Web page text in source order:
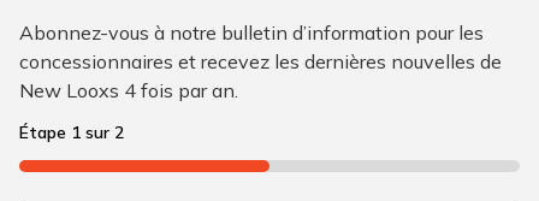
Abonnez-vous à notre bulletin d’information pour les
concessionnaires et recevez les dernières nouvelles de
New Looxs 4 fois par an.
Étape 1 sur 2
50%